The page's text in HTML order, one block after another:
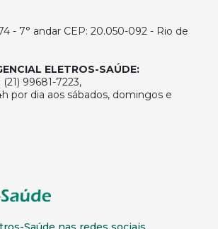
- 7° andar CEP: 20.050-092 - Rio de
ELETROS-SAÚDE:
99681-7223,
por dia aos sábados, domingos e